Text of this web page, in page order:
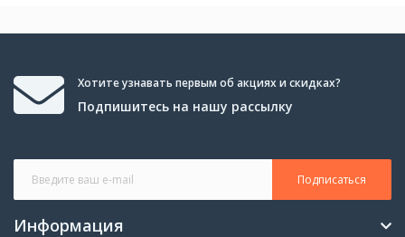
Хотите узнавать первым об акциях и скидках?
Подпишитесь на нашу рассылку
Подписаться
Информация